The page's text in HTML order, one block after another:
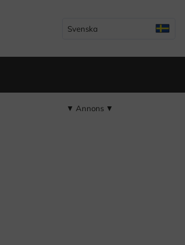
Svenska
▼ Annons ▼